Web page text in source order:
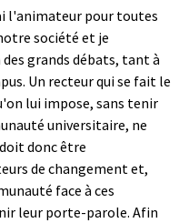
l'animateur pour toutes
société et je
grands débats, tant à
Un recteur qui se fait le
lui impose, sans tenir
universitaire, ne
donc être
de changement et,
face à ces
leur porte-parole. Afin